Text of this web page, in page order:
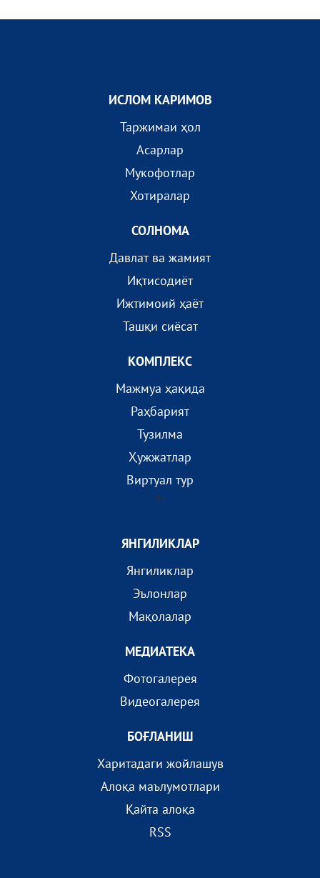
ИСЛОМ КАРИМОВ
Таржимаи ҳол
Асарлар
Мукофотлар
Хотиралар
СОЛНОМА
Давлат ва жамият
Иқтисодиёт
Ижтимоий ҳаёт
Ташқи сиёсат
КОМПЛEКС
Мажмуа ҳақида
Раҳбарият
Тузилма
Ҳужжатлар
Виртуал тур
?>
ЯНГИЛИКЛАР
Янгиликлар
Эълонлар
Мақолалар
МEДИАТEКА
Фотогалерея
Видеогалерея
БОҒЛАНИШ
Харитадаги жойлашув
Алоқа маълумотлари
Қайта алоқа
RSS